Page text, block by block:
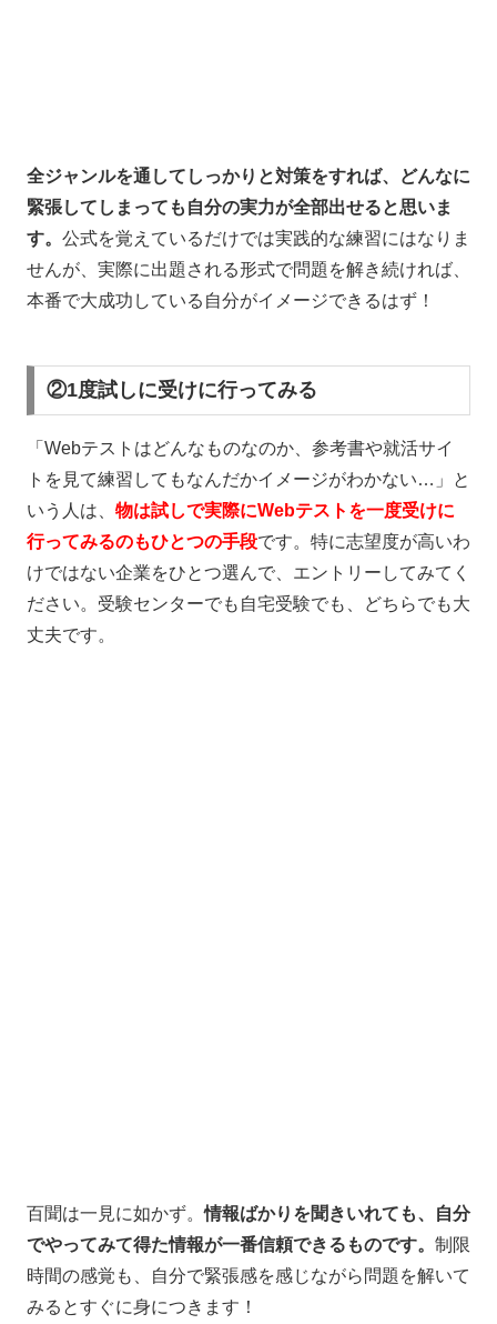
全ジャンルを通してしっかりと対策をすれば、どんなに
緊張してしまっても自分の実力が全部出せると思いま
す。 公式を覚えているだけでは実践的な練習にはなりま
せんが、実際に出題される形式で問題を解き続ければ、
本番で大成功している自分がイメージできるはず！
②1度試しに受けに行ってみる
「Webテストはどんなものなのか、参考書や就活サイ
トを見て練習してもなんだかイメージがわかない…」と
いう人は、 物は試しで実際にWebテストを一度受けに
行ってみるのもひとつの手段です。特に志望度が高いわ
けではない企業をひとつ選んで、エントリーしてみてく
ださい。受験センターでも自宅受験でも、どちらでも大
丈夫です。
百聞は一見に如かず。情報ばかりを聞きいれても、自分
でやってみて得た情報が一番信頼できるものです。 制限
時間の感覚も、自分で緊張感を感じながら問題を解いて
みるとすぐに身につきます！